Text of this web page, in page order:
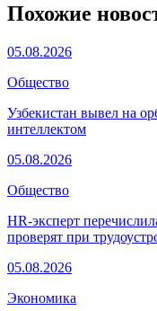
Похожие
05.08.2026
Общество
Узбекистан вывел на
интеллектом
05.08.2026
Общество
HR-эксперт
проверят при
05.08.2026
Экономика